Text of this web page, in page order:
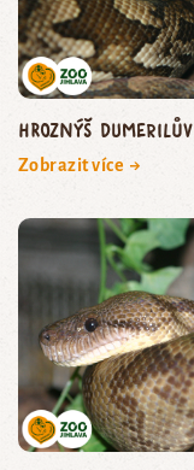
hroznýš Dumerilův
Zobrazit více →